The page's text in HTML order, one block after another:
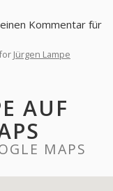
Kommentar für
Jürgen Lampe
AUF
MAPS